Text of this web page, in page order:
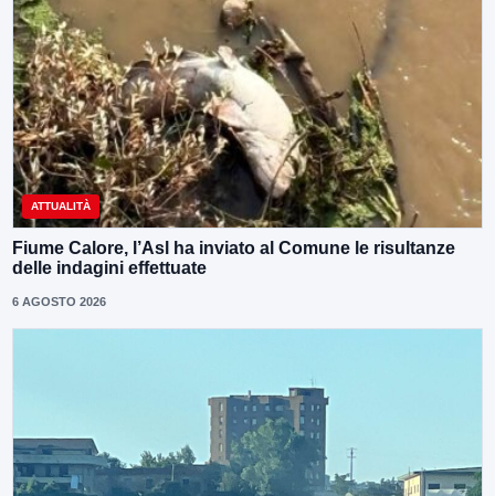
ATTUALITÀ
Fiume Calore, l’Asl ha inviato al Comune le risultanze
delle indagini effettuate
6 AGOSTO 2026